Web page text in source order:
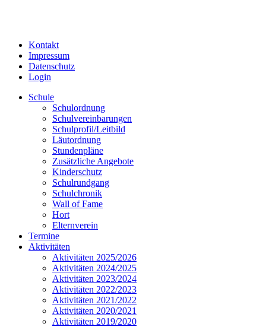
Kontakt
Impressum
Datenschutz
Login
Schule
Schulordnung
Schulvereinbarungen
Schulprofil/Leitbild
Läutordnung
Stundenpläne
Zusätzliche Angebote
Kinderschutz
Schulrundgang
Schulchronik
Wall of Fame
Hort
Elternverein
Termine
Aktivitäten
Aktivitäten 2025/2026
Aktivitäten 2024/2025
Aktivitäten 2023/2024
Aktivitäten 2022/2023
Aktivitäten 2021/2022
Aktivitäten 2020/2021
Aktivitäten 2019/2020